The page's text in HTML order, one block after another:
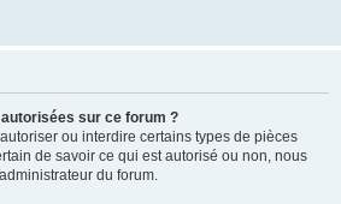
sur ce forum ?
ou interdire certains types de pièces
de savoir ce qui est autorisé ou non, nous
du forum.